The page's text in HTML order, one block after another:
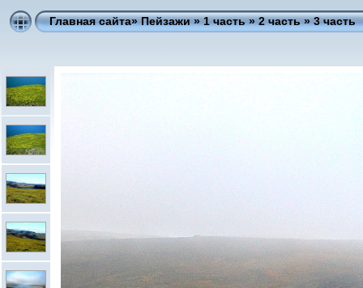
Главная сайта» Пейзажи »1 часть»2 часть»3 часть